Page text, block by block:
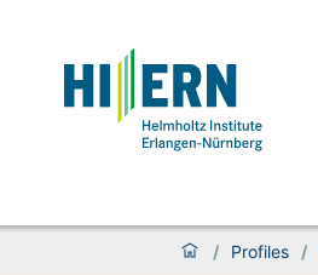
/ Profiles /